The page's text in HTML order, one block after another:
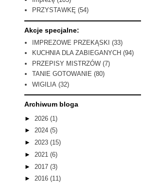
PRZYSTAWKĘ (54)
Akcje specjalne:
IMPREZOWE PRZEKĄSKI
(33)
KUCHNIA DLA ZABIEGANYCH (94)
PRZEPISY MISTRZÓW (7)
TANIE GOTOWANIE (80)
WIGILIA (32)
Archiwum bloga
► 2026 (1)
► 2024 (5)
► 2023 (15)
► 2021 (6)
► 2017 (3)
► 2016 (11)